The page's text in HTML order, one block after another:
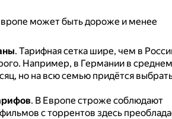
может быть дороже и менее
. Тарифная сетка шире, чем в
Например, в Германии в среднем
но на всю семью придётся
. В Европе строже соблюдают
с торрентов здесь